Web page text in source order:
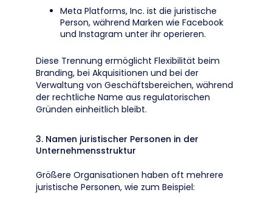
Meta Platforms, Inc. ist die juristische
Person, während Marken wie Facebook
und Instagram unter ihr operieren.
Diese Trennung ermöglicht Flexibilität beim
Branding, bei Akquisitionen und bei der
Verwaltung von Geschäftsbereichen, während
der rechtliche Name aus regulatorischen
Gründen einheitlich bleibt.
3. Namen juristischer Personen in der
Unternehmensstruktur
Größere Organisationen haben oft mehrere
juristische Personen, wie zum Beispiel: